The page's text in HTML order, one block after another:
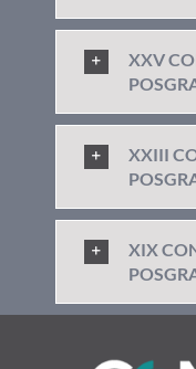
XXV
XXIII
XIX